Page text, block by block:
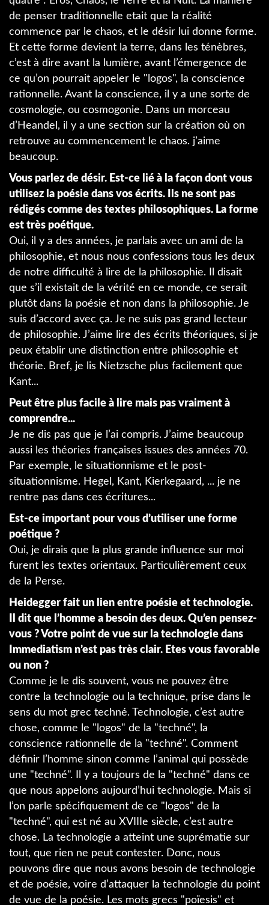
de penser traditionnelle etait que la réalité
commence par le chaos, et le désir lui donne forme.
Et cette forme devient la terre, dans les ténèbres,
c’est à dire avant la lumière, avant l’émergence de
ce qu’on pourrait appeler le "logos", la conscience
rationnelle. Avant la conscience, il y a une sorte de
cosmologie, ou cosmogonie. Dans un morceau
d’Heandel, il y a une section sur la création où on
retrouve au commencement le chaos. j’aime
beaucoup.
Vous parlez de désir. Est-ce lié à la façon dont vous
utilisez la poésie dans vos écrits. Ils ne sont pas
rédigés comme des textes philosophiques. La forme
est très poétique.
Oui, il y a des années, je parlais avec un ami de la
philosophie, et nous nous confessions tous les deux
de notre difficulté à lire de la philosophie. Il disait
que s’il existait de la vérité en ce monde, ce serait
plutôt dans la poésie et non dans la philosophie. Je
suis d’accord avec ça. Je ne suis pas grand lecteur
de philosophie. J’aime lire des écrits théoriques, si je
peux établir une distinction entre philosophie et
théorie. Bref, je lis Nietzsche plus facilement que
Kant...
Peut être plus facile à lire mais pas vraiment à
comprendre...
Je ne dis pas que je l’ai compris. J’aime beaucoup
aussi les théories françaises issues des années 70.
Par exemple, le situationnisme et le post-
situationnisme. Hegel, Kant, Kierkegaard, ... je ne
rentre pas dans ces écritures...
Est-ce important pour vous d’utiliser une forme
poétique ?
Oui, je dirais que la plus grande influence sur moi
furent les textes orientaux. Particulièrement ceux
de la Perse.
Heidegger fait un lien entre poésie et technologie.
Il dit que l’homme a besoin des deux. Qu’en pensez-
vous ? Votre point de vue sur la technologie dans
Immediatism n’est pas très clair. Etes vous favorable
ou non ?
Comme je le dis souvent, vous ne pouvez être
contre la technologie ou la technique, prise dans le
sens du mot grec techné. Technologie, c’est autre
chose, comme le "logos" de la "techné", la
conscience rationnelle de la "techné". Comment
définir l’homme sinon comme l’animal qui possède
une "techné". Il y a toujours de la "techné" dans ce
que nous appelons aujourd’hui technologie. Mais si
l’on parle spécifiquement de ce "logos" de la
"techné", qui est né au XVIIIe siècle, c’est autre
chose. La technologie a atteint une suprématie sur
tout, que rien ne peut contester. Donc, nous
pouvons dire que nous avons besoin de technologie
et de poésie, voire d’attaquer la technologie du point
de vue de la poésie. Les mots grecs "poïesis" et